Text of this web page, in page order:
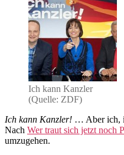
Ich kann Kanzler
(Quelle: ZDF)
Ich kann Kanzler! … Aber ich,
Nach Wer traut sich jetzt noch
umzugehen.